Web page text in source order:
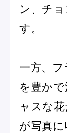
ピ
ピエー
ン、チ
す。
一方、
を豊か
ャスな
が写真に